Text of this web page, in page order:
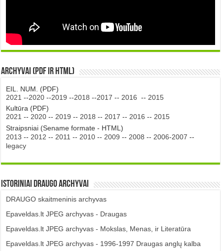
Archyvai (PDF ir HTML)
EIL. NUM. (PDF)
2021 --2020 --2019 --2018 --2017 --2016 --2015
Kultūra (PDF)
2021 --2020 --2019 --2018 --2017 --2016 --2015
Straipsniai (Sename formate - HTML)
2013 --2012 --2011 --2010 --2009 --2008 --2006-2007 --
legacy
Istoriniai DRAUGO Archyvai
DRAUGO skaitmeninis archyvas
Epaveldas.lt JPEG archyvas - Draugas
Epaveldas.lt JPEG archyvas - Mokslas, Menas, ir Literatūra
Epaveldas.lt JPEG archyvas - 1996-1997 Draugas anglų kalba